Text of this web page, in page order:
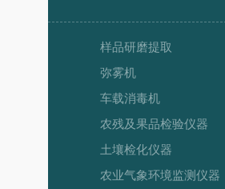
样品研磨提取
弥雾机
车载消毒机
农残及果品检验仪器
土壤检化仪器
农业气象环境监测仪器